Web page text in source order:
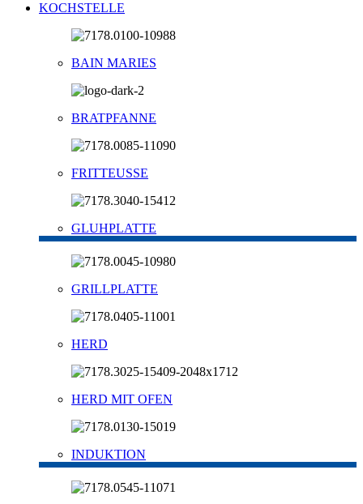
KOCHSTELLE
BAIN MARIES
BRATPFANNE
FRITTEUSSE
GLUHPLATTE
GRILLPLATTE
HERD
HERD MIT OFEN
INDUKTION